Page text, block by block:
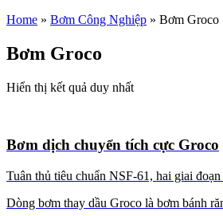
Home » Bơm Công Nghiệp » Bơm Groco
Bơm Groco
Hiển thị kết quả duy nhất
Bơm dịch chuyển tích cực Groco
Tuân thủ tiêu chuẩn NSF-61, hai giai
Dòng bơm thay dầu Groco là bơm bánh